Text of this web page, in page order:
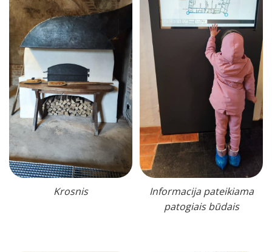
Krosnis
Informacija pateikiama
patogiais būdais